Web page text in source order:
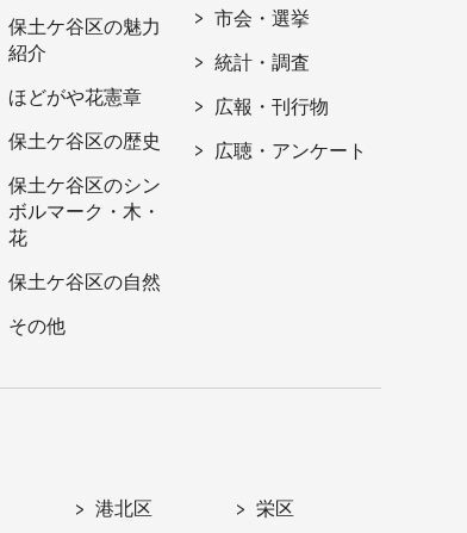
保土ケ谷区の魅力
紹介
ほどがや花憲章
保土ケ谷区の歴史
保土ケ谷区のシン
ボルマーク・木・
花
保土ケ谷区の自然
その他
市会・選挙
統計・調査
広報・刊行物
広聴・アンケート
港北区 栄区